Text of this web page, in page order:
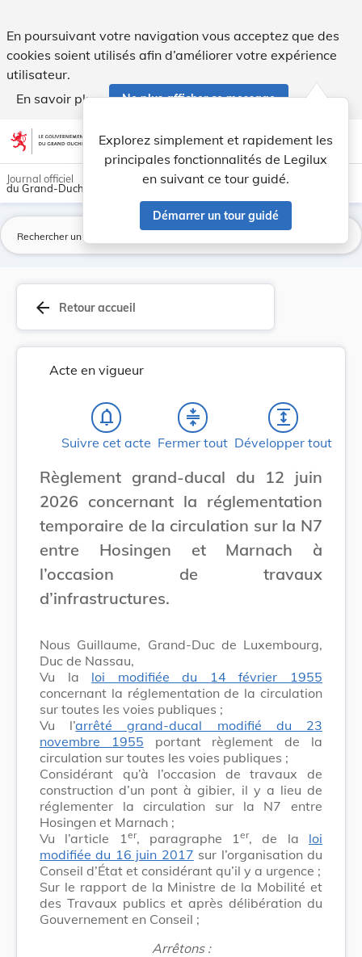
En poursuivant votre navigation vous acceptez que des
cookies soient utilisés afin d’améliorer votre expérience
utilisateur.
En savoir plus
Ne plus afficher ce message
Aller au contenu account_circle help Aide
Explorez simplement et rapidement les
principales fonctionnalités de Legilux
en suivant ce tour guidé.
Démarrer un tour guidé
light_mode dark_mode
Journal officiel
du Grand-Duché de Luxembourg
arrow_back Retour accueil
Acte en vigueur
notifications_none
Suivre cet acte
compress
Fermer tout
expand
Développer tout
Règlement grand-ducal du 12 juin
2026 concernant la réglementation
temporaire de la circulation sur la N7
entre Hosingen et Marnach à
l’occasion de travaux
d’infrastructures.
Nous Guillaume, Grand-Duc de Luxembourg,
Duc de Nassau,
Vu la loi modifiée du 14 février 1955
concernant la réglementation de la circulation
sur toutes les voies publiques ;
Vu l’arrêté grand-ducal modifié du 23
novembre 1955 portant règlement de la
circulation sur toutes les voies publiques ;
Considérant qu’à l’occasion de travaux de
construction d’un pont à gibier, il y a lieu de
réglementer la circulation sur la N7 entre
Hosingen et Marnach ;
Vu l’article 1 er, paragraphe 1er, de la loi
modifiée du 16 juin 2017 sur l’organisation du
Conseil d’État et considérant qu’il y a urgence ;
Sur le rapport de la Ministre de la Mobilité et
des Travaux publics et après délibération du
Gouvernement en Conseil ;
Arrêtons :